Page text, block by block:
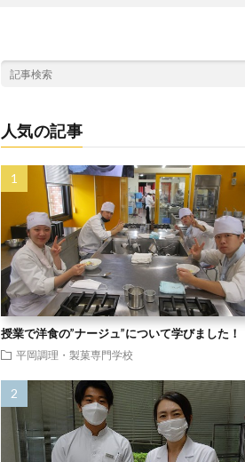
人気の記事
授業で洋食の”ナージュ”について学びました！
平岡調理・製菓専門学校